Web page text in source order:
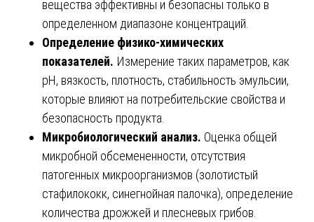
вещества эффективны и безопасны только в
определенном диапазоне концентраций.
Определение физико-химических
показателей. Измерение таких параметров, как
pH, вязкость, плотность, стабильность эмульсии,
которые влияют на потребительские свойства и
безопасность продукта.
Микробиологический анализ. Оценка общей
микробной обсемененности, отсутствия
патогенных микроорганизмов (золотистый
стафилококк, синегнойная палочка), определение
количества дрожжей и плесневых грибов.